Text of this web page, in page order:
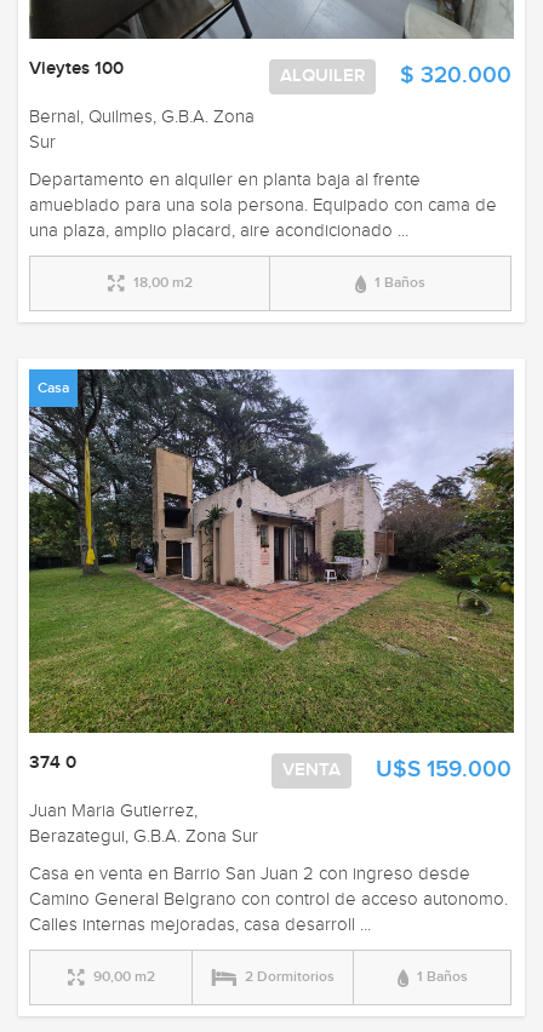
$ 320.000
ALQUILER
Vieytes 100
Bernal, Quilmes, G.B.A. Zona
Sur
Departamento en alquiler en planta baja al frente
amueblado para una sola persona. Equipado con cama de
una plaza, amplio placard, aire acondicionado ...
18,00 m2 1 Baños
Casa
U$S 159.000
VENTA
374 0
Juan Maria Gutierrez,
Berazategui, G.B.A. Zona Sur
Casa en venta en Barrio San Juan 2 con ingreso desde
Camino General Belgrano con control de acceso autonomo.
Calles internas mejoradas, casa desarroll ...
90,00 m2 2 Dormitorios 1 Baños